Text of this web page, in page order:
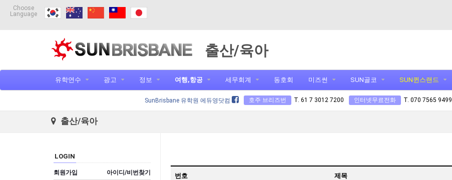
Choose
Language
출산/육아
유학연수 광고 정보 여행,항공 세무회계 동호회 미즈썬 SUN골코 SUN퀸스랜드
SunBrisbane 유학원 에듀영닷컴 호주 브리즈번 T. 61 7 3012 7200 인터넷무료전화 T. 070 7565 9499
출산/육아
LOGIN
회원가입 아이디/비번찾기 번호 제목